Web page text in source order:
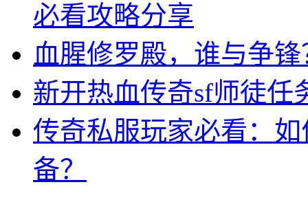
必看攻略分享
血腥修罗殿，谁与争锋
新开热血传奇sf师徒任
传奇私服玩家必看：
备？